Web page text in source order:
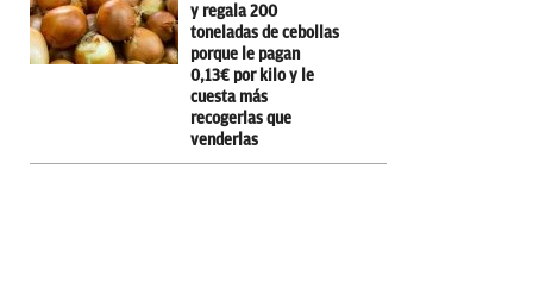
y regala 200
toneladas de cebollas
porque le pagan
0,13€ por kilo y le
cuesta más
recogerlas que
venderlas